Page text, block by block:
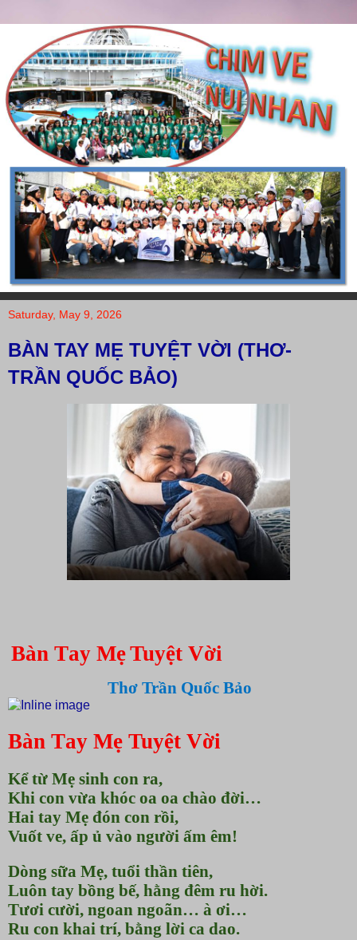
Saturday, May 9, 2026
BÀN TAY MẸ TUYỆT VỜI (THƠ-
TRẦN QUỐC BẢO)
Bàn Tay MẹTuyệt Vời
Thơ Trần Quốc Bảo
Bàn Tay Mẹ Tuyệt Vời
Kể từ Mẹ sinh con ra,
Khi con vừa khóc oa oa chào đời…
Hai tay Mẹ đón con rồi,
Vuốt ve, ấp ủ vào người ấm êm!
Dòng sữa Mẹ, tuổi thần tiên,
Luôn tay bồng bế, hằng đêm ru hời.
Tươi cười, ngoan ngoãn… à ơi…
Ru con khai trí, bằng lời ca dao.